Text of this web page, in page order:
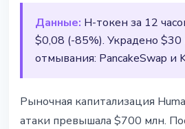
Данные: H-токен за 12
$0,08 (-85%). Украдено
отмывания: PancakeSwap и
Рыночная капитализация
атаки превышала $700 млн.